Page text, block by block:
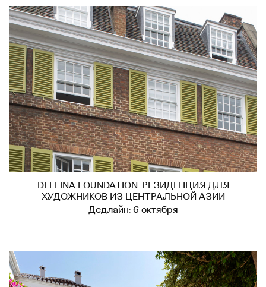
DELFINA FOUNDATION: РЕЗИДЕНЦИЯ ДЛЯ
ХУДОЖНИКОВ ИЗ ЦЕНТРАЛЬНОЙ АЗИИ
Дедлайн: 6 октября